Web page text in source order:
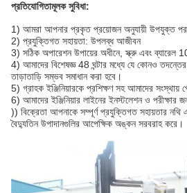
প্রতিযোগিতামূলক সুবিধা:
1) আমরা আপনার প্রকৃত প্রয়োজন অনুযায়ী উপযুক্ত
2) প্রযুক্তিগত সহায়তা: উপলব্ধ আজীবন
3) সঠিক অপারেশন উপায়ের অধীনে, স্ক্রু এবং ব্যারেল
4) আমাদের বিশেষজ্ঞ 48 ঘন্টার মধ্যে যে কোনও
তাড়াতাড়ি সম্ভব সমাধান করা হবে।
5) গ্রাহক ইঞ্জিনিয়ারকে প্রশিক্ষণ সহ আমাদের সংস্থায়
6) আমাদের ইঞ্জিনিয়ার লাইনের ইনস্টলেশন ও পরীক্ষার
)) বিক্রেতা আপনাকে সম্পূর্ণ প্রযুক্তিগত সহায়তার নথি
বৈদ্যুতিন উপাদানগুলির আপেক্ষিক অঙ্কন সরবরাহ করে।